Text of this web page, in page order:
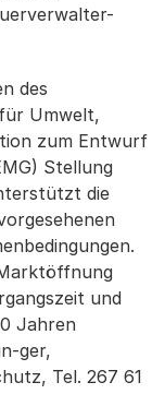
des
Umwelt,
zum Entwurf
Stellung
die
und
Jahren
ger,
Tel. 267 61